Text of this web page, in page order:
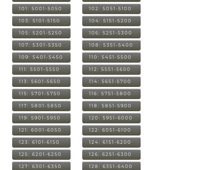
101: 5001-5050 102: 5051-5100
103: 5101-5150 104: 5151-5200
105: 5201-5250 106: 5251-5300
107: 5301-5350 108: 5351-5400
109: 5401-5450 110: 5451-5500
111: 5501-5550 112: 5551-5600
113: 5601-5650 114: 5651-5700
115: 5701-5750 116: 5751-5800
117: 5801-5850 118: 5851-5900
119: 5901-5950 120: 5951-6000
121: 6001-6050 122: 6051-6100
123: 6101-6150 124: 6151-6200
125: 6201-6250 126: 6251-6300
127: 6301-6350 128: 6351-6400